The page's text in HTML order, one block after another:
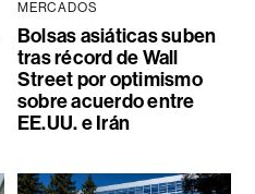
MERCADOS
Bolsas asiáticas suben
tras récord de Wall
Street por optimismo
sobre acuerdo entre
EE.UU. e Irán